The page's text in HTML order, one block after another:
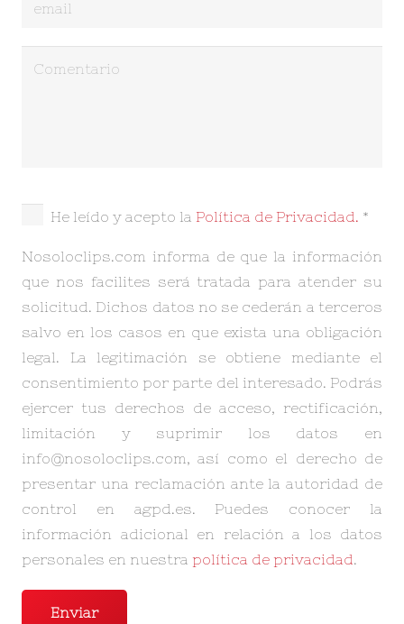
He leído y acepto la Política de Privacidad. *
Nosoloclips.com informa de que la información
que nos facilites será tratada para atender su
solicitud. Dichos datos no se cederán a terceros
salvo en los casos en que exista una obligación
legal. La legitimación se obtiene mediante el
consentimiento por parte del interesado. Podrás
ejercer tus derechos de acceso, rectificación,
limitación y suprimir los datos en
info@nosoloclips.com, así como el derecho de
presentar una reclamación ante la autoridad de
control en agpd.es. Puedes conocer la
información adicional en relación a los datos
personales en nuestra política de privacidad.